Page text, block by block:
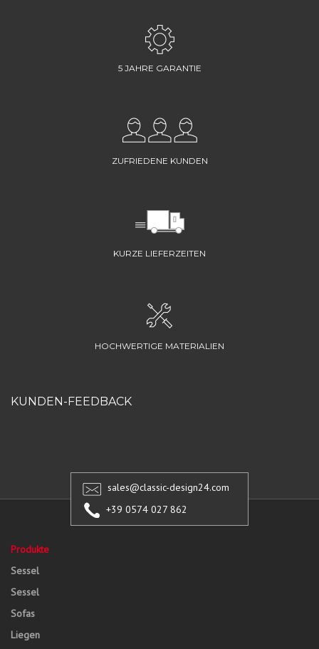
5 JAHRE GARANTIE
ZUFRIEDENE KUNDEN
KURZE LIEFERZEITEN
HOCHWERTIGE MATERIALIEN
KUNDEN-FEEDBACK
sales@classic-design24.com
+39 0574 027 862
Produkte
Sessel
Sessel
Sofas
Liegen